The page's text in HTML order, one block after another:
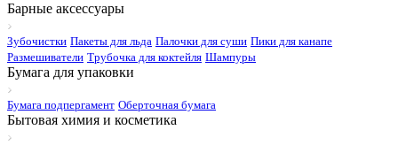
Барные аксессуары
Зубочистки Пакеты для льда Палочки для суши Пики для канапе
Размешиватели Трубочка для коктейля Шампуры
Бумага для упаковки
Бумага подпергамент Оберточная бумага
Бытовая химия и косметика